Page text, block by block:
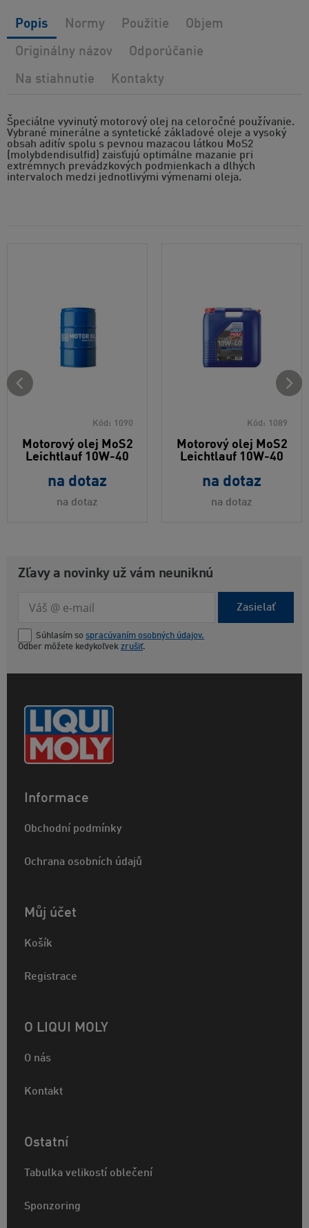
Špeciálne vyvinutý motorový olej na celoročné používanie.
Vybrané minerálne a syntetické základové oleje a vysoký
obsah aditív spolu s pevnou mazacou látkou MoS2
(molybdendisulfid) zaisťujú optimálne mazanie pri
extrémnych prevádzkových podmienkach a dlhých
intervaloch medzi jednotlivými výmenami oleja.
Popis Normy Použitie Objem
Originálny názov Odporúčanie
Na stiahnutie Kontakty
Kód: 1090
Motorový olej MoS2
Leichtlauf 10W-40
na dotaz
na dotaz
Kód: 1089
Motorový olej MoS2
Leichtlauf 10W-40
na dotaz
na dotaz
Zľavy a novinky už vám neuniknú
Zasielať
Súhlasím so spracúvaním osobných údajov.
Odber môžete kedykoľvek zrušiť.
Informace
Obchodní podmínky
Ochrana osobních údajů
Můj účet
Košík
Registrace
O LIQUI MOLY
O nás
Kontakt
Ostatní
Tabulka velikostí oblečení
Sponzoring